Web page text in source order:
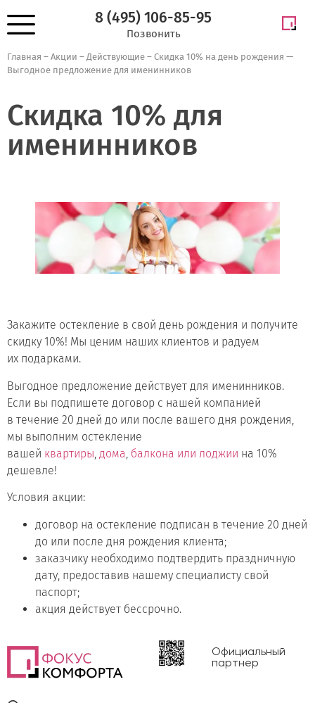
8 (495) 106-85-95
Позвонить
Главная – Акции – Действующие – Скидка 10% на день рождения —
Выгодное предложение для именинников
Скидка 10% для
именинников
Закажите остекление в свой день рождения и получите
скидку 10%! Мы ценим наших клиентов и радуем
их подарками.
Выгодное предложение действует для именинников.
Если вы подпишете договор с нашей компанией
в течение 20 дней до или после вашего дня рождения,
мы выполним остекление
вашей квартиры дома балкона или лоджии на 10%
дешевле!
Условия акции:
договор на остекление подписан в течение 20 дней
до или после дня рождения клиента;
заказчику необходимо подтвердить праздничную
дату, предоставив нашему специалисту свой
паспорт;
акция действует бессрочно.
Официальный
партнер